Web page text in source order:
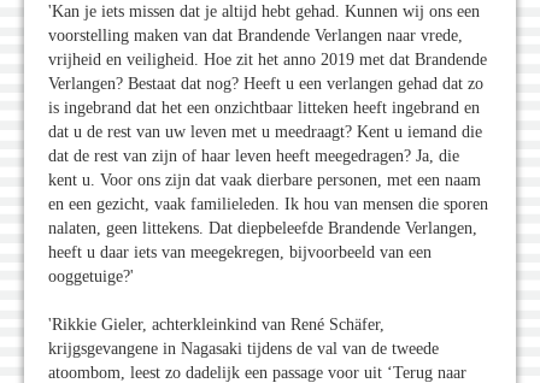
'Kan je iets missen dat je altijd hebt gehad. Kunnen wij ons een
voorstelling maken van dat Brandende Verlangen naar vrede,
vrijheid en veiligheid. Hoe zit het anno 2019 met dat Brandende
Verlangen? Bestaat dat nog? Heeft u een verlangen gehad dat zo
is ingebrand dat het een onzichtbaar litteken heeft ingebrand en
dat u de rest van uw leven met u meedraagt? Kent u iemand die
dat de rest van zijn of haar leven heeft meegedragen? Ja, die
kent u. Voor ons zijn dat vaak dierbare personen, met een naam
en een gezicht, vaak familieleden. Ik hou van mensen die sporen
nalaten, geen littekens. Dat diepbeleefde Brandende Verlangen,
heeft u daar iets van meegekregen, bijvoorbeeld van een
ooggetuige?'
'Rikkie Gieler, achterkleinkind van René Schäfer,
krijgsgevangene in Nagasaki tijdens de val van de tweede
atoombom, leest zo dadelijk een passage voor uit ‘Terug naar